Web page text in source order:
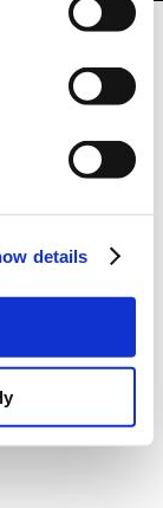
details